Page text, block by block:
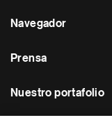
Navegador
Prensa
Nuestro portafolio